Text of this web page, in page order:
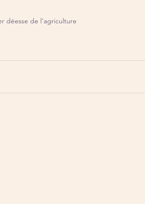
déesse de l'agriculture